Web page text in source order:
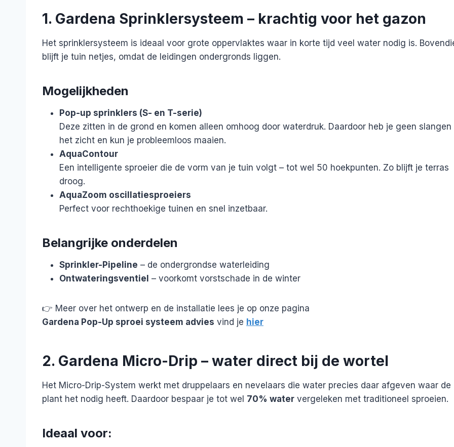
1. Gardena Sprinklersysteem – krachtig voor het gazon
Het sprinklersysteem is ideaal voor grote oppervlaktes waar in korte tijd veel water nodig is.
blijft je tuin netjes, omdat de leidingen ondergronds liggen.
Mogelijkheden
Pop-up sprinklers (S- en T-serie)
Deze zitten in de grond en komen alleen omhoog door waterdruk. Daardoor heb je geen slangen
het zicht en kun je probleemloos maaien.
AquaContour
Een intelligente sproeier die de vorm van je tuin volgt – tot wel 50 hoekpunten. Zo blijft je terras
droog.
AquaZoom oscillatiesproeiers
Perfect voor rechthoekige tuinen en snel inzetbaar.
Belangrijke onderdelen
Sprinkler-Pipeline – de ondergrondse waterleiding
Ontwateringsventiel – voorkomt vorstschade in de winter
👉 Meer over het ontwerp en de installatie lees je op onze pagina
Gardena Pop-Up sproei systeem advies vind je hier
2. Gardena Micro-Drip – water direct bij de wortel
Het Micro-Drip-System werkt met druppelaars en nevelaars die water precies daar afgeven waar de
plant het nodig heeft. Daardoor bespaar je tot wel 70% water vergeleken met traditioneel sproeien.
Ideaal voor: